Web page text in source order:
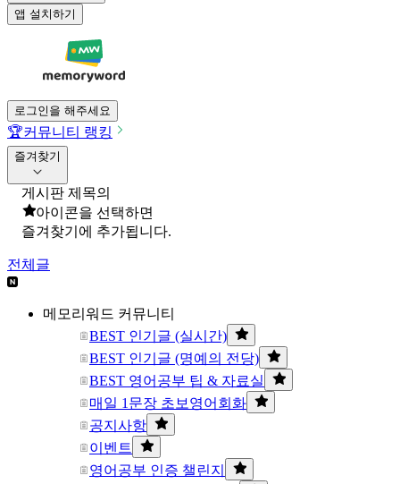
앱 설치하기
로그인을 해주세요
🏆커뮤니티 랭킹
즐겨찾기
게시판 제목의
아이콘을 선택하면
즐겨찾기에 추가됩니다.
전체글
메모리워드 커뮤니티
BEST 인기글 (실시간)
BEST 인기글 (명예의 전당)
BEST 영어공부 팁 & 자료실
매일 1문장 초보영어회화
공지사항
이벤트
영어공부 인증 챌린지